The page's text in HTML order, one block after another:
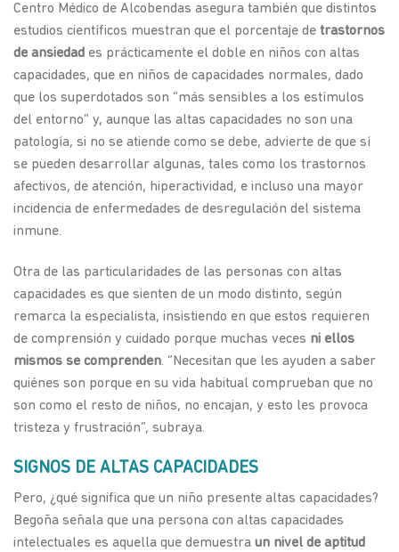
Centro Médico de Alcobendas asegura también que distintos
estudios científicos muestran que el porcentaje de trastornos
de ansiedad es prácticamente el doble en niños con altas
capacidades, que en niños de capacidades normales, dado
que los superdotados son “más sensibles a los estímulos
del entorno” y, aunque las altas capacidades no son una
patología, si no se atiende como se debe, advierte de que sí
se pueden desarrollar algunas, tales como los trastornos
afectivos, de atención, hiperactividad, e incluso una mayor
incidencia de enfermedades de desregulación del sistema
inmune.
Otra de las particularidades de las personas con altas
capacidades es que sienten de un modo distinto, según
remarca la especialista, insistiendo en que estos requieren
de comprensión y cuidado porque muchas veces ni ellos
mismos se comprenden. “Necesitan que les ayuden a saber
quiénes son porque en su vida habitual comprueban que no
son como el resto de niños, no encajan, y esto les provoca
tristeza y frustración”, subraya.
SIGNOS DE ALTAS CAPACIDADES
Pero, ¿qué significa que un niño presente altas capacidades?
Begoña señala que una persona con altas capacidades
intelectuales es aquella que demuestra un nivel de aptitud